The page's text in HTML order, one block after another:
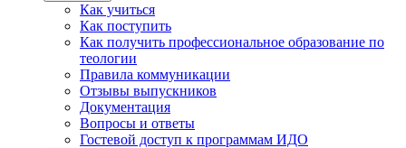
Как учиться
Как поступить
Как получить профессиональное образование по
теологии
Правила коммуникации
Отзывы выпускников
Документация
Вопросы и ответы
Гостевой доступ к программам ИДО